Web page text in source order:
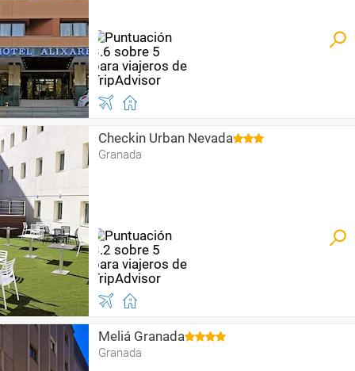
Checkin Urban Nevada
Granada
Meliá Granada
Granada